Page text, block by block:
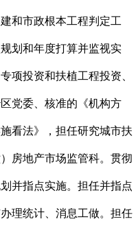
和市政根本工程判定工
划和年度打算并监视实
项投资和扶植工程投资、
党委、核准的《机构方
看法》，担任研究城市扶
房地产市场监管科。贯彻
并指点实施。担任并指点
理统计、消息工做。担任